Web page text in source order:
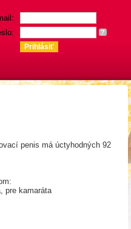
?
penis má úctyhodných 92
pre kamaráta